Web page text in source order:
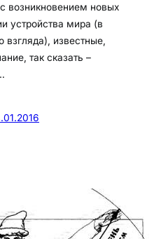
возникновением новых
устройства мира (в
взгляда), известные,
так сказать –